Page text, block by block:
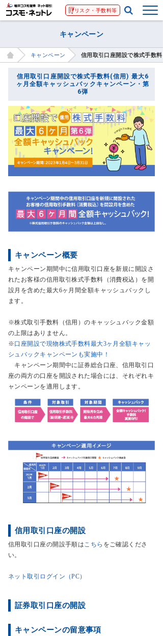
リスク・手数料等
キャンペーン
キャンペーン 信用取引口座開設で株式手数
信用取引口座開設で株式手数料(信用) 最大6
ヶ月全額キャッシュバックキャンペーン・第
6弾
キャンペーン概要
キャンペーン期間中に信用取引口座を新規に開設さ
れたお客様の信用取引株式手数料（消費税込）を開
設月を含めた最大6ヶ月間全額キャッシュバックし
ます。
※株式取引手数料（信用）のキャッシュバック金額
の上限はありません。
※口座開設で現物株式手数料最大3ヶ月全額キャッ
シュバックキャンペーンも実施中！
キャンペーン期間中に証券総合口座、信用取引口
座の両方の口座を開設された場合には、それぞれキ
ャンペーンを適用します。
信用取引口座の開設
信用取引口座の開設手順は こちら をご確認くださ
い。
ネット取引ログイン（PC）
証券取引口座の開設
キャンペーンの留意事項